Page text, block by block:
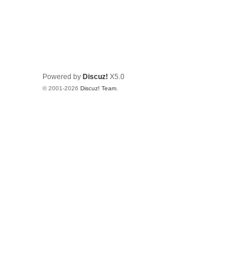
Powered by Discuz! X5.0
© 2001-2026 Discuz! Team